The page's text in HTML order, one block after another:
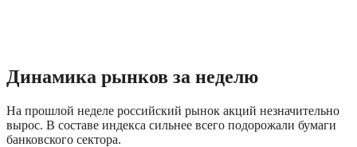
Динамика рынков за неделю
На прошлой неделе российский рынок акций незначительно
вырос. В составе индекса сильнее всего подорожали бумаги
банковского сектора.